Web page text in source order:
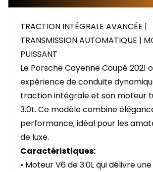
TRACTION INTÉGRALE AVANCÉE |
TRANSMISSION AUTOMATIQUE |
PUISSANT
Le Porsche Cayenne Coupé 2021
expérience de conduite
traction intégrale et son moteur
3.0L. Ce modèle combine
performance, idéal pour les
de luxe.
Caractéristiques:
• Moteur V6 de 3.0L qui délivre